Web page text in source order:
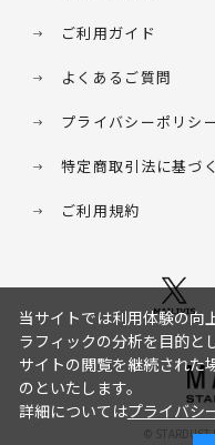
ご利用ガイド
よくあるご質問
プライバシーポリシ
特定商取引法に基づ
ご利用規約
© STARDUST
当サイトでは利用体験の向
ラフィックの分析を目的と
サイトの閲覧を継続された
のといたします。
詳細についてはプライバシ